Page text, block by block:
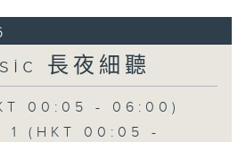
長夜細聽
00:05 - 06:00)
1 (HKT 00:05 -